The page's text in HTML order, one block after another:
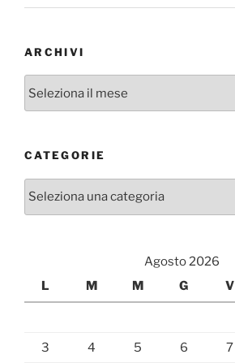
ARCHIVI
CATEGORIE
Categorie
Agosto 2026
L
M M G V
3 4 5 6 7